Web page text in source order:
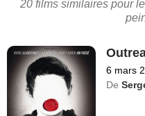
20 films similaires pour
6 mars
De